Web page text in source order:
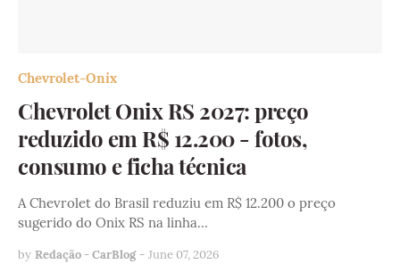
Chevrolet-Onix
Chevrolet Onix RS 2027: preço
reduzido em R$ 12.200 - fotos,
consumo e ficha técnica
A Chevrolet do Brasil reduziu em R$ 12.200 o preço
sugerido do Onix RS na linha…
by Redação - CarBlog - June 07, 2026